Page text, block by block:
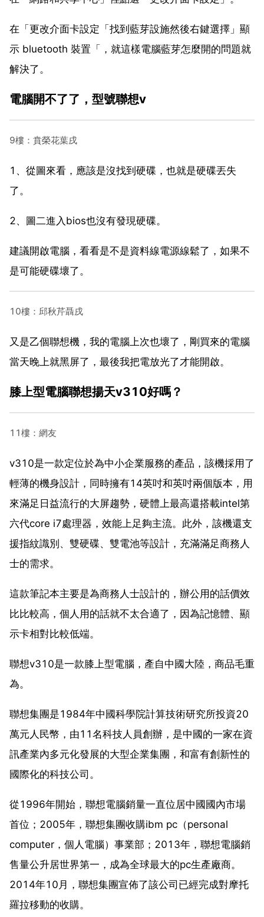
在「更改介面卡設定「找到藍芽設施然後右鍵選擇」顯
示 bluetooth 裝置「，就這樣電腦藍芽怎麼開的問題就
解決了。
電腦開不了了，型號聯想v
9樓：賁榮花葉戌
1、從圖來看，應該是沒找到硬碟，也就是硬碟丟失
了。
2、圖二進入bios也沒有發現硬碟。
建議開啟電腦，看看是不是資料線電源線鬆了，如果不
是可能硬碟壞了。
10樓：邱秋芹聶戌
又是乙個聯想機，我的電腦上次也壞了，剛買來的電腦
當天晚上就黑屏了，最後我把電放光了才能開啟。
膝上型電腦聯想揚天v310好嗎？
11樓：網友
v310是一款定位於為中小企業服務的產品，該機採用了
輕薄的機身設計，同時擁有14英吋和英吋兩個版本，用
來滿足日益流行的大屏趨勢，硬體上最高還搭載intel第
六代core i7處理器，效能上足夠主流。此外，該機還支
援指紋識別、雙硬碟、雙電池等設計，充滿滿足商務人
士的需求。
這款筆記本主要是為商務人士設計的，辦公用的話價效
比比較高，個人用的話就不太合適了，因為記憶體、顯
示卡相對比較低端。
聯想v310是一款膝上型電腦，產自中國大陸，商品毛重
為。
聯想集團是1984年中國科學院計算技術研究所投資20
萬元人民幣，由11名科技人員創辦，是中國的一家在資
訊產業內多元化發展的大型企業集團，和富有創新性的
國際化的科技公司。
從1996年開始，聯想電腦銷量一直位居中國國內市場
首位；2005年，聯想集團收購ibm pc（personal
computer，個人電腦）事業部；2013年，聯想電腦銷
售量公升居世界第一，成為全球最大的pc生產廠商。
2014年10月，聯想集團宣佈了該公司已經完成對摩托
羅拉移動的收購。